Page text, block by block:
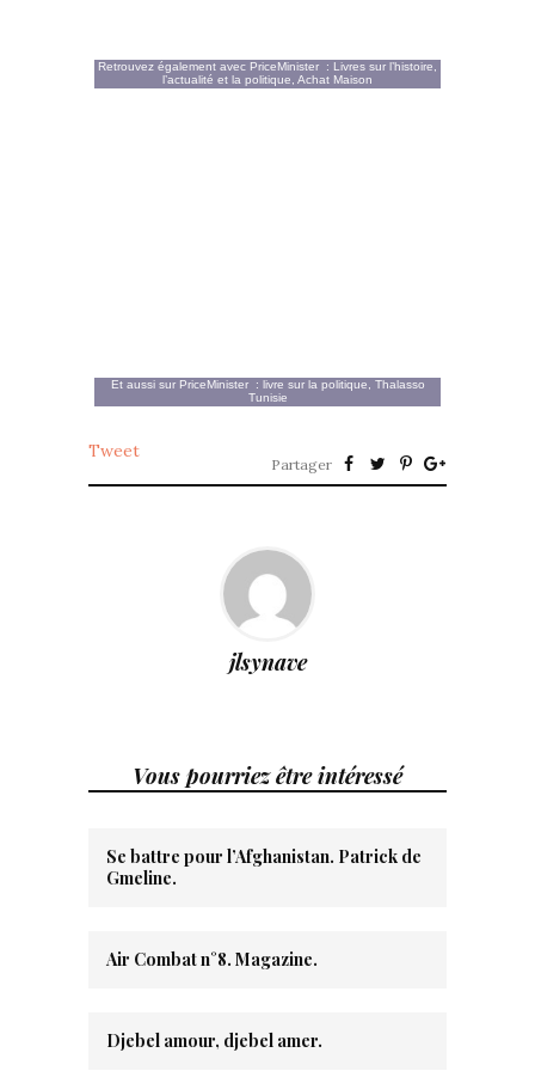
Retrouvez également avec PriceMinister : Livres sur l’histoire,
l’actualité et la politique Achat Maison
Et aussi sur PriceMinister: livre sur la politique
Thalasso
Tunisie
Tweet
Partager
jlsynave
Vous pourriez être intéressé
Se battre pour l’Afghanistan. Patrick de
Gmeline.
Air Combat n°8. Magazine.
Djebel amour, djebel amer.